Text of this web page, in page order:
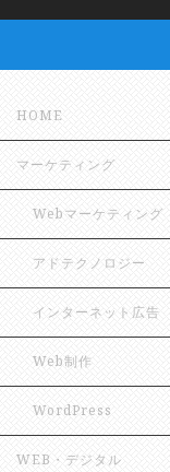
HOME
マーケティング
Webマーケティング
アドテクノロジー
インターネット広告
Web制作
WordPress
WEB・デジタル